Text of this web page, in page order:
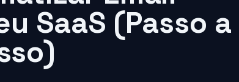
SaaS (Passo a